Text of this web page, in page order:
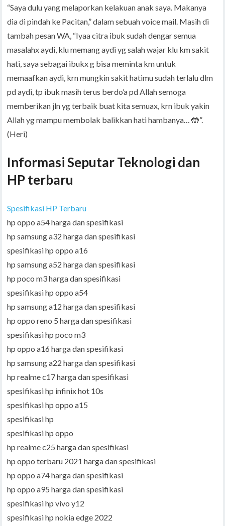
“Saya dulu yang melaporkan kelakuan anak saya. Makanya
dia di pindah ke Pacitan,” dalam sebuah voice mail. Masih di
tambah pesan WA, “Iyaa citra ibuk sudah dengar semua
masalahx aydi, klu memang aydi yg salah wajar klu km sakit
hati, saya sebagai ibukx g bisa meminta km untuk
memaafkan aydi, krn mungkin sakit hatimu sudah terlalu dlm
pd aydi, tp ibuk masih terus berdo’a pd Allah semoga
memberikan jln yg terbaik buat kita semuax, krn ibuk yakin
Allah yg mampu membolak balikkan hati hambanya… 🤲”.
(Heri)
Informasi Seputar Teknologi dan
HP terbaru
Spesifikasi HP Terbaru
hp oppo a54 harga dan spesifikasi
hp samsung a32 harga dan spesifikasi
spesifikasi hp oppo a16
hp samsung a52 harga dan spesifikasi
hp poco m3 harga dan spesifikasi
spesifikasi hp oppo a54
hp samsung a12 harga dan spesifikasi
hp oppo reno 5 harga dan spesifikasi
spesifikasi hp poco m3
hp oppo a16 harga dan spesifikasi
hp samsung a22 harga dan spesifikasi
hp realme c17 harga dan spesifikasi
spesifikasi hp infinix hot 10s
spesifikasi hp oppo a15
spesifikasi hp
spesifikasi hp oppo
hp realme c25 harga dan spesifikasi
hp oppo terbaru 2021 harga dan spesifikasi
hp oppo a74 harga dan spesifikasi
hp oppo a95 harga dan spesifikasi
spesifikasi hp vivo y12
spesifikasi hp nokia edge 2022